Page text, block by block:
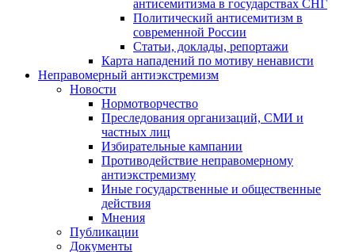
антисемитизма в государствах СНГ
Политический антисемитизм в
современной России
Статьи, доклады, репортажи
Карта нападений по мотиву ненависти
Неправомерный антиэкстремизм
Новости
Нормотворчество
Преследования организаций, СМИ и
частных лиц
Избирательные кампании
Противодействие неправомерному
антиэкстремизму
Иные государственные и общественные
действия
Мнения
Публикации
Документы